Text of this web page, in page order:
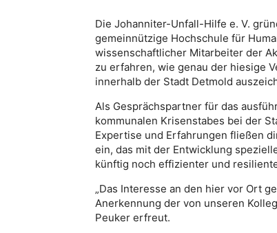
Die Johanniter-Unfall-Hilfe e. V.
gemeinnützige Hochschule für
wissenschaftlicher Mitarbeiter der
zu erfahren, wie genau der hiesige
innerhalb der Stadt Detmold
Als Gesprächspartner für das
kommunalen Krisenstabes bei der
Expertise und Erfahrungen fließen
ein, das mit der Entwicklung
künftig noch effizienter und
„Das Interesse an den hier vor Ort
Anerkennung der von unseren
Peuker erfreut.